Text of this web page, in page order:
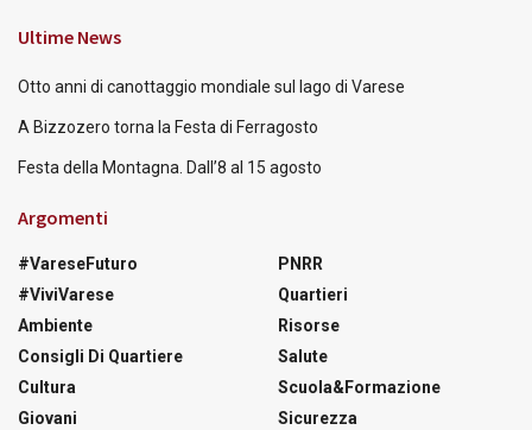
Ultime News
Otto anni di canottaggio mondiale sul lago di Varese
A Bizzozero torna la Festa di Ferragosto
Festa della Montagna. Dall’8 al 15 agosto
Argomenti
#VareseFuturo
#ViviVarese
Ambiente
Consigli Di Quartiere
Cultura
Giovani
PNRR
Quartieri
Risorse
Salute
Scuola&Formazione
Sicurezza